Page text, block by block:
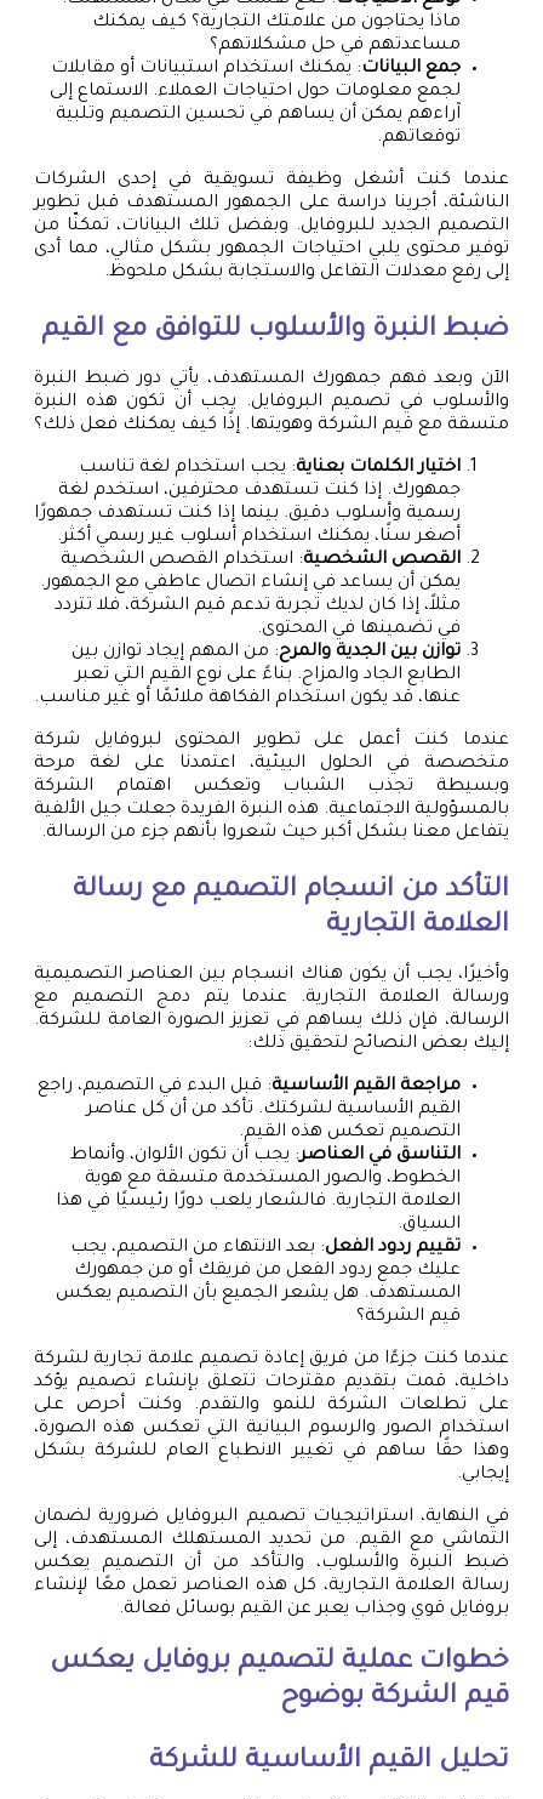
ماذا يحتاجون من علامتك التجارية؟ كيف يمكنك
مساعدتهم في حل مشكلاتهم؟
جمع البيانات: يمكنك استخدام استبيانات أو مقابلات
لجمع معلومات حول احتياجات العملاء. الاستماع إلى
آراءهم يمكن أن يساهم في تحسين التصميم وتلبية
توقعاتهم.
عندما كنت أشغل وظيفة تسويقية في إحدى الشركات
الناشئة، أجرينا دراسة على الجمهور المستهدف قبل تطوير
التصميم الجديد للبروفايل. وبفضل تلك البيانات، تمكنّا من
توفير محتوى يلبي احتياجات الجمهور بشكل مثالي، مما أدى
إلى رفع معدلات التفاعل والاستجابة بشكل ملحوظ.
ضبط النبرة والأسلوب للتوافق مع القيم
الآن وبعد فهم جمهورك المستهدف، يأتي دور ضبط النبرة
والأسلوب في تصميم البروفايل. يجب أن تكون هذه النبرة
متسقة مع قيم الشركة وهويتها. إذًا كيف يمكنك فعل ذلك؟
اختيار الكلمات بعناية: يجب استخدام لغة تناسب
جمهورك. إذا كنت تستهدف محترفين، استخدم لغة
رسمية وأسلوب دقيق. بينما إذا كنت تستهدف جمهورًا
أصغر سنًا، يمكنك استخدام أسلوب غير رسمي أكثر.
القصص الشخصية: استخدام القصص الشخصية
يمكن أن يساعد في إنشاء اتصال عاطفي مع الجمهور.
مثلاً، إذا كان لديك تجربة تدعم قيم الشركة، فلا تتردد
في تضمينها في المحتوى.
توازن بين الجدية والمرح: من المهم إيجاد توازن بين
الطابع الجاد والمزاح. بناءً على نوع القيم التي تعبر
عنها، قد يكون استخدام الفكاهة ملائمًا أو غير مناسب.
عندما كنت أعمل على تطوير المحتوى لبروفايل شركة
متخصصة في الحلول البيئية، اعتمدنا على لغة مرحة
وبسيطة تجذب الشباب وتعكس اهتمام الشركة
بالمسؤولية الاجتماعية. هذه النبرة الفريدة جعلت جيل الألفية
يتفاعل معنا بشكل أكبر حيث شعروا بأنهم جزء من الرسالة.
التأكد من انسجام التصميم مع رسالة
العلامة التجارية
وأخيرًا، يجب أن يكون هناك انسجام بين العناصر التصميمية
ورسالة العلامة التجارية. عندما يتم دمج التصميم مع
الرسالة، فإن ذلك يساهم في تعزيز الصورة العامة للشركة.
إليك بعض النصائح لتحقيق ذلك:
مراجعة القيم الأساسية: قبل البدء في التصميم، راجع
القيم الأساسية لشركتك. تأكد من أن كل عناصر
التصميم تعكس هذه القيم.
التناسق في العناصر: يجب أن تكون الألوان، وأنماط
الخطوط، والصور المستخدمة متسقة مع هوية
العلامة التجارية. فالشعار يلعب دورًا رئيسيًا في هذا
السياق.
تقييم ردود الفعل: بعد الانتهاء من التصميم، يجب
عليك جمع ردود الفعل من فريقك أو من جمهورك
المستهدف. هل يشعر الجميع بأن التصميم يعكس
قيم الشركة؟
عندما كنت جزءًا من فريق إعادة تصميم علامة تجارية لشركة
داخلية، قمت بتقديم مقترحات تتعلق بإنشاء تصميم يؤكد
على تطلعات الشركة للنمو والتقدم. وكنت أحرص على
استخدام الصور والرسوم البيانية التي تعكس هذه الصورة،
وهذا حقًا ساهم في تغيير الانطباع العام للشركة بشكل
إيجابي.
في النهاية، استراتيجيات تصميم البروفايل ضرورية لضمان
التماشي مع القيم. من تحديد المستهلك المستهدف، إلى
ضبط النبرة والأسلوب، والتأكد من أن التصميم يعكس
رسالة العلامة التجارية، كل هذه العناصر تعمل معًا لإنشاء
بروفايل قوي وجذاب يعبر عن القيم بوسائل فعالة.
خطوات عملية لتصميم بروفايل يعكس
قيم الشركة بوضوح
تحليل القيم الأساسية للشركة